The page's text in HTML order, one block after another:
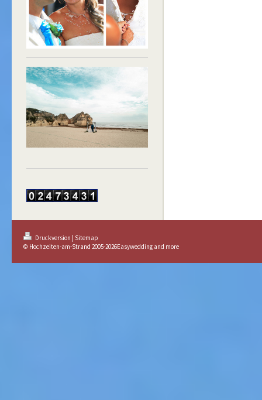
Druckversion
Sitemap
© Hochzeiten-am-Strand 2005-2026Easywedding and more